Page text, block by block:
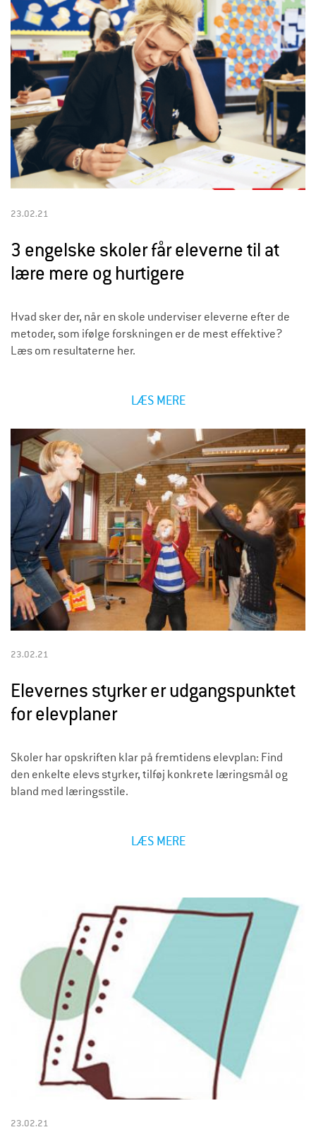
23.02.21
3 engelske skoler får eleverne til at
lære mere og hurtigere
Hvad sker der, når en skole underviser eleverne efter de
metoder, som ifølge forskningen er de mest effektive?
Læs om resultaterne her.
LÆS MERE
23.02.21
Elevernes styrker er udgangspunktet
for elevplaner
Skoler har opskriften klar på fremtidens elevplan: Find
den enkelte elevs styrker, tilføj konkrete læringsmål og
bland med læringsstile.
LÆS MERE
23.02.21